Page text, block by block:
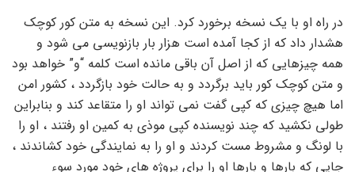
در راه او با یک نسخه برخورد کرد. این نسخه به متن کور کوچک
هشدار داد که از کجا آمده است هزار بار بازنویسی می شود و
همه چیزهایی که از اصل آن باقی مانده است کلمه “و” خواهد بود
و متن کوچک کور باید برگردد و به حالت خود بازگردد ، کشور امن
اما هیچ چیزی که کپی گفت نمی تواند او را متقاعد کند و بنابراین
طولی نکشید که چند نویسنده کپی موذی به کمین او رفتند ، او را
با لونگ و مشروط مست کردند و او را به نمایندگی خود کشاندند ،
جایی که بارها و بارها او را برای پروژه های خود مورد سوء